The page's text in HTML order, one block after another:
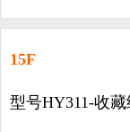
15F
型号HY311-收